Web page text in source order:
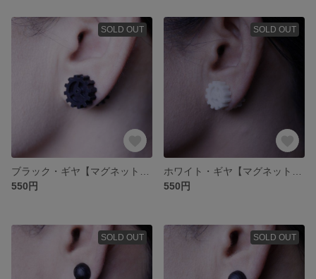
SOLD OUT
550円
SOLD OUT
550円
SOLD OUT SOLD OUT